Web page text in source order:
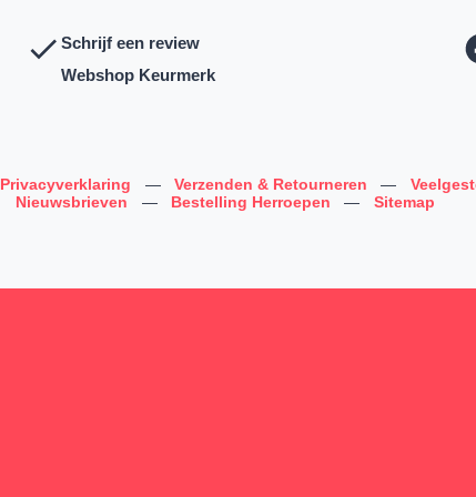
Schrijf een review
Webshop Keurmerk
Privacyverklaring — Verzenden & Retourneren —
Nieuwsbrieven
— Bestelling Herroepen — Sitemap